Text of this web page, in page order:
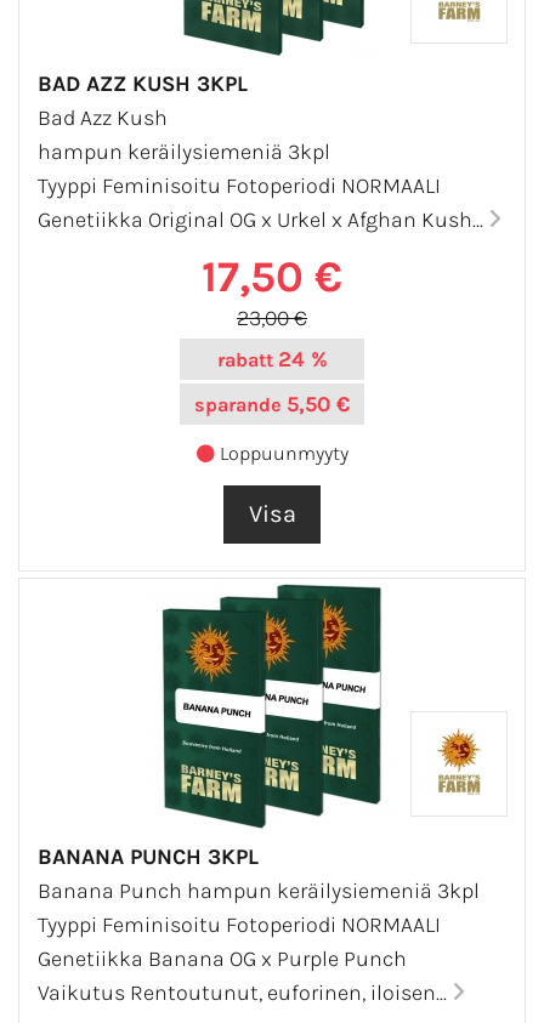
BAD AZZ KUSH 3KPL
Bad Azz Kush
hampun keräilysiemeniä 3kpl
Tyyppi Feminisoitu Fotoperiodi NORMAALI
Genetiikka Original OG x Urkel x Afghan Kush...
17,50 €
23,00 €
rabatt 24 %
sparande 5,50 €
Loppuunmyyty
BANANA PUNCH 3KPL
Banana Punch hampun keräilysiemeniä 3kpl
Tyyppi Feminisoitu Fotoperiodi NORMAALI
Genetiikka Banana OG x Purple Punch
Vaikutus Rentoutunut, euforinen, iloisen...